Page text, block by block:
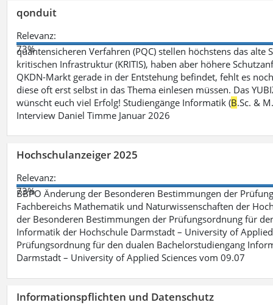
qonduit
Relevanz:
73%
quantensicheren Verfahren (PQC) stellen höchstens das
kritischen Infrastruktur (KRITIS), haben aber höhere
QKDN-Markt gerade in der Entstehung befindet, fehlt es
diese oft erst selbst in das Thema einlesen müssen. Das
wünscht euch viel Erfolg! Studiengänge Informatik (B.Sc. &
Interview Daniel Timme Januar 2026
Hochschulanzeiger 2025
Relevanz:
73%
BBPO Änderung der Besonderen Bestimmungen der
Fachbereichs Mathematik und Naturwissenschaften der
der Besonderen Bestimmungen der Prüfungsordnung für
Informatik der Hochschule Darmstadt – University of
Prüfungsordnung für den dualen Bachelorstudiengang
Darmstadt – University of Applied Sciences vom 09.07
Informationspflichten und Datenschutz